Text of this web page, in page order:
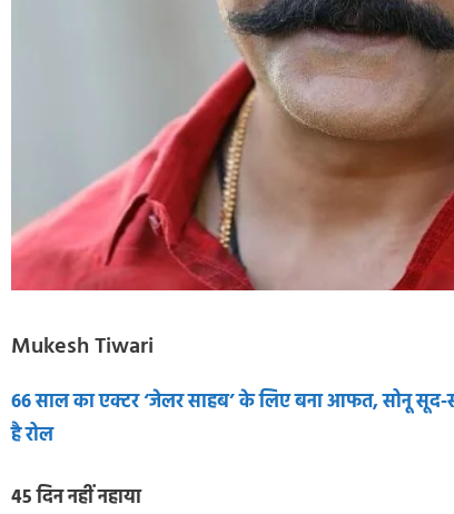
Mukesh Tiwari
66 साल का एक्टर ‘जेलर साहब’ के लिए बना आफत, सोनू
है रोल
45 दिन नहीं नहाया